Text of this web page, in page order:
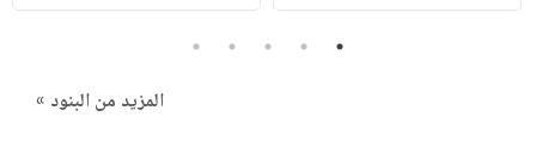
1
2
3
4
5
المزيد من البنود »